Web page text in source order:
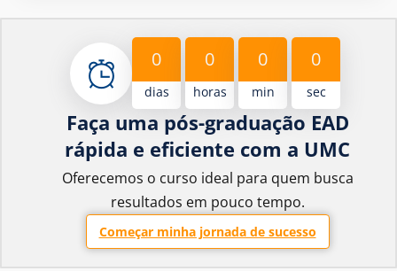
0
dias
0
horas
0
min
0
sec
Faça uma pós-graduação EAD
rápida e eficiente com a UMC
Oferecemos o curso ideal para quem busca
resultados em pouco tempo.
Começar minha jornada de sucesso